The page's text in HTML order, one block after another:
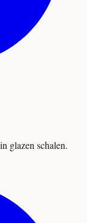
glazen schalen.